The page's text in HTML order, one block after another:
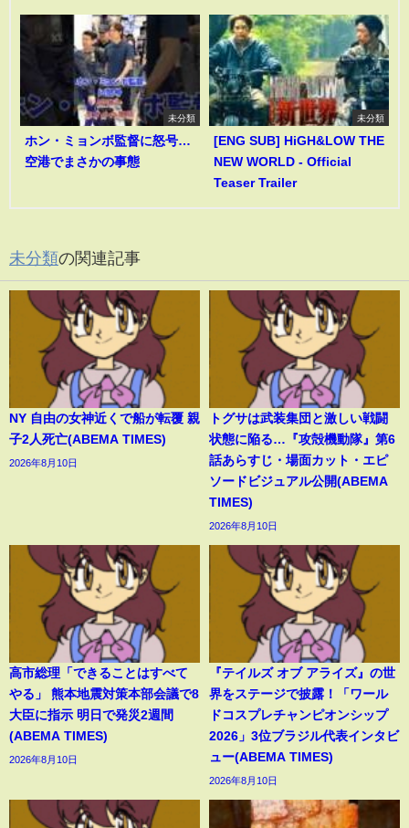
未分類
ホン・ミョンボ監督に怒号…
空港でまさかの事態
未分類
[ENG SUB] HiGH&LOW THE
NEW WORLD - Official
Teaser Trailer
未分類の関連記事
NY 自由の女神近くで船が転覆 親
子2人死亡(ABEMA TIMES)
2026年8月10日
トグサは武装集団と激しい戦闘
状態に陥る…『攻殻機動隊』第6
話あらすじ・場面カット・エピ
ソードビジュアル公開(ABEMA
TIMES)
2026年8月10日
高市総理「できることはすべて
やる」 熊本地震対策本部会議で8
大臣に指示 明日で発災2週間
(ABEMA TIMES)
2026年8月10日
『テイルズ オブ アライズ』の世
界をステージで披露！「ワール
ドコスプレチャンピオンシップ
2026」3位ブラジル代表インタビ
ュー(ABEMA TIMES)
2026年8月10日